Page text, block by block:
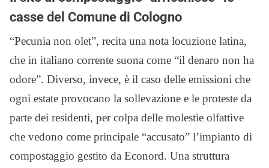
casse del Comune di Cologno
“Pecunia non olet”, recita una nota locuzione latina,
che in italiano corrente suona come “il denaro non ha
odore”. Diverso, invece, è il caso delle emissioni che
ogni estate provocano la sollevazione e le proteste da
parte dei residenti, per colpa delle molestie olfattive
che vedono come principale “accusato” l’impianto di
compostaggio gestito da Econord. Una struttura